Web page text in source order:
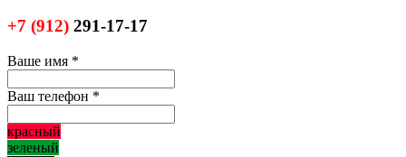
+7 (912) 291-17-17
Ваше имя *
Ваш телефон *
красный
зеленый